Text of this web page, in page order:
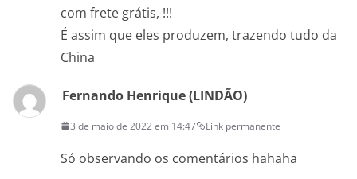
com frete grátis, !!!
É assim que eles produzem, trazendo tudo da
China
Fernando Henrique (LINDÃO)
3 de maio de 2022 em 14:47 Link permanente
Só observando os comentários hahaha